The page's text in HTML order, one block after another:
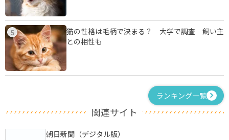
5
猫の性格は毛柄で決まる？ 大学で調査 飼い主
との相性も
ランキング一覧
関連サイト
朝日新聞（デジタル版）